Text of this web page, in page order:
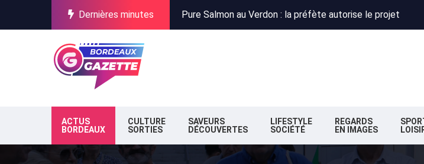
Dernières minutes
Incendies en Gironde : Obispo, Zazie et Renaud réunis
Stationnement à Bordeaux : la nouvelle majorité change
ACTUS
BORDEAUX
CULTURE
SORTIES
SAVEURS
DÉCOUVERTES
LIFESTYLE
SOCIÉTÉ
REGARDS
EN IMAGES